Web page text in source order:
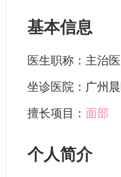
基本信息
医生职称：主治
坐诊医院： 广州
擅长项目： 面部
个人简介